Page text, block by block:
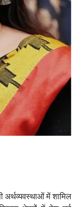
अर्थव्यवस्थाओं में शामिल